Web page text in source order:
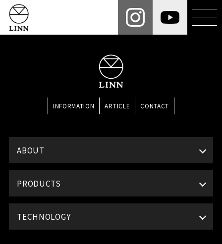
INFORMATION ARTICLE CONTACT
ABOUT
PRODUCTS
TECHNOLOGY